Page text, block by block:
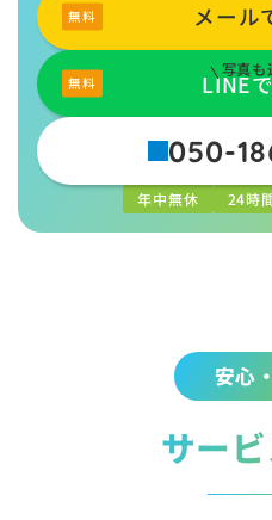
メール
写真も
LINE
050-
年中無休 24時
安心
サー